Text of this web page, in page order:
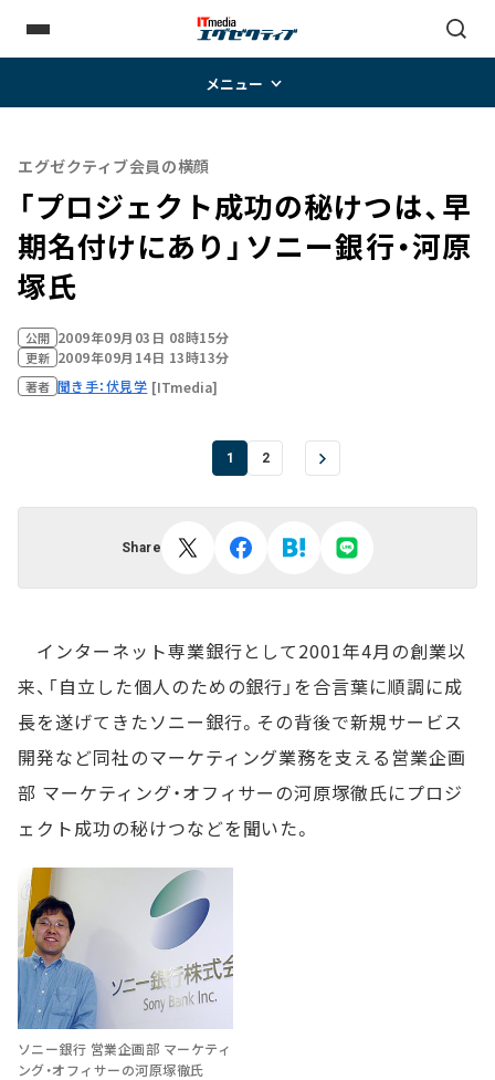
メニュー
エグゼクティブ会員の横顔
「プロジェクト成功の秘けつは、早
期名付けにあり」――ソニー銀行・河原
塚氏
公開 2009年09月03日 08時15分
更新 2009年09月14日 13時13分
著者 聞き手：伏見学 [ITmedia]
1 2
Share
インターネット専業銀行として2001年4月の創業以
来、「自立した個人のための銀行」を合言葉に順調に成
長を遂げてきたソニー銀行。その背後で新規サービス
開発など同社のマーケティング業務を支える営業企画
部 マーケティング・オフィサーの河原塚徹氏にプロジ
ェクト成功の秘けつなどを聞いた。
ソニー銀行 営業企画部 マーケティ
ング・オフィサーの河原塚徹氏